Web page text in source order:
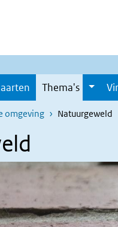
Thema's
omgeving Natuurgeweld